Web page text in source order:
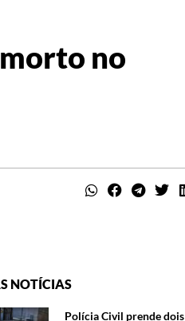
no
NOTÍCIAS
Polícia Civil prende dois